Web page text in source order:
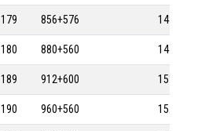
179 856+576 1432-8M
180 880+560 1440-8M
189 912+600 1512-8M
190 960+560 1520-8M